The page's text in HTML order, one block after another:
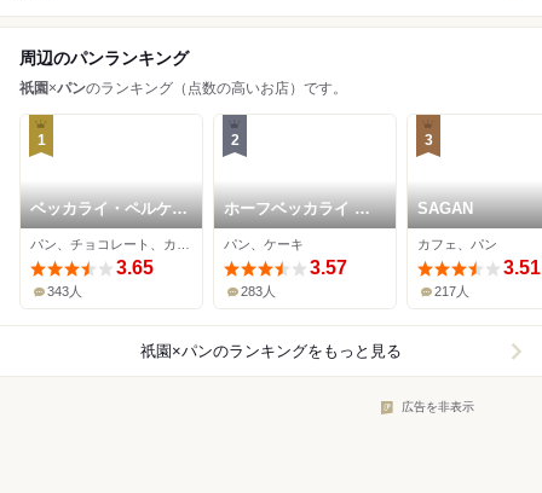
周辺のパンランキング
祇園×パンのランキング（点数の高いお店）です。
1
ベッカライ・ペルケ
オ・アルト・ハイデル
ベルク
3.65
343人
2
ホーフベッカライ エ
ーデッガー・タックス
京都店
パン、ケーキ
3.57
283人
3
SAGAN
カフェ、パン
3.51
217人
祇園×パンのランキングをもっと見る
広告を非表示